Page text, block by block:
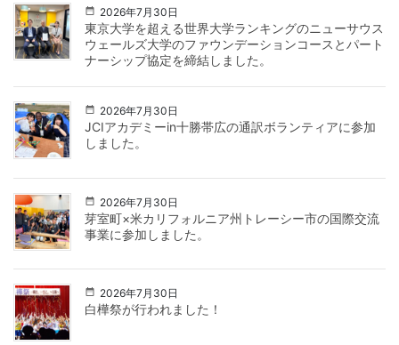
2026年7月30日
東京大学を超える世界大学ランキングのニューサウス
ウェールズ大学のファウンデーションコースとパート
ナーシップ協定を締結しました。
2026年7月30日
JCIアカデミーin十勝帯広の通訳ボランティアに参加
しました。
2026年7月30日
芽室町×米カリフォルニア州トレーシー市の国際交流
事業に参加しました。
2026年7月30日
白樺祭が行われました！